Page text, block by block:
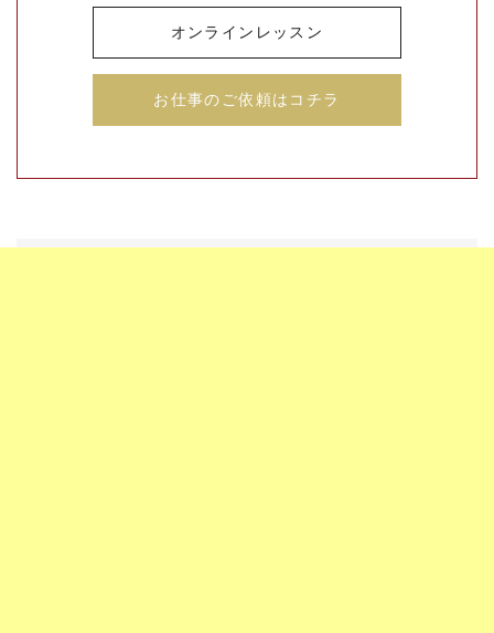
オンラインレッスン
お仕事のご依頼はコチラ